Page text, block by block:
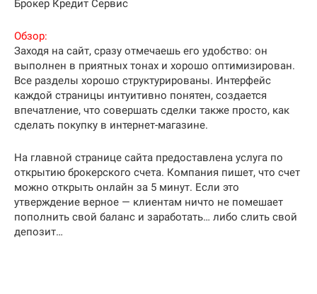
Брокер Кредит Сервис
Обзор:
Заходя на сайт, сразу отмечаешь его удобство: он
выполнен в приятных тонах и хорошо оптимизирован.
Все разделы хорошо структурированы. Интерфейс
каждой страницы интуитивно понятен, создается
впечатление, что совершать сделки также просто, как
сделать покупку в интернет-магазине.
На главной странице сайта предоставлена услуга по
открытию брокерского счета. Компания пишет, что счет
можно открыть онлайн за 5 минут. Если это
утверждение верное — клиентам ничто не помешает
пополнить свой баланс и заработать… либо слить свой
депозит…